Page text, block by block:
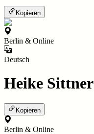
Kopieren
Berlin & Online
Deutsch
Heike Sittner
Kopieren
Berlin & Online